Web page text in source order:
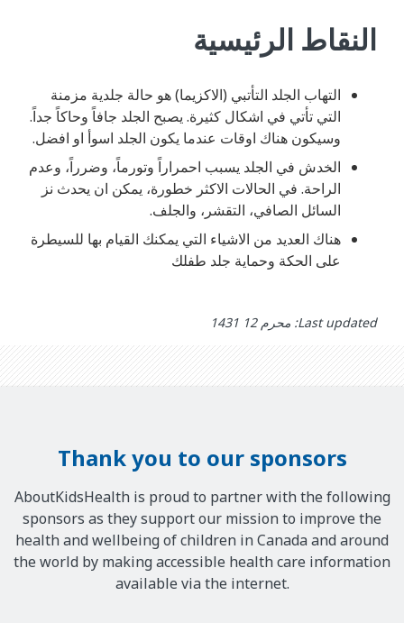
النقاط الرئيسية
التهاب الجلد التأتبي (الاكزيما) هو حالة جلدية مزمنة
التي تأتي في اشكال كثيرة. يصبح الجلد جافاً وحاكاً جداً.
وسيكون هناك اوقات عندما يكون الجلد اسوأ او افضل.
الخدش في الجلد يسبب احمراراً وتورماً، وضرراً، وعدم
الراحة. في الحالات الاكثر خطورة، يمكن ان يحدث نز
السائل الصافي، التقشر، والجلف.
هناك العديد من الاشياء التي يمكنك القيام بها للسيطرة
على الحكة وحماية جلد طفلك
Last updated: محرم 12 1431
Thank you to our sponsors
AboutKidsHealth is proud to partner with the following
sponsors as they support our mission to improve the
health and wellbeing of children in Canada and around
the world by making accessible health care information
available via the internet.